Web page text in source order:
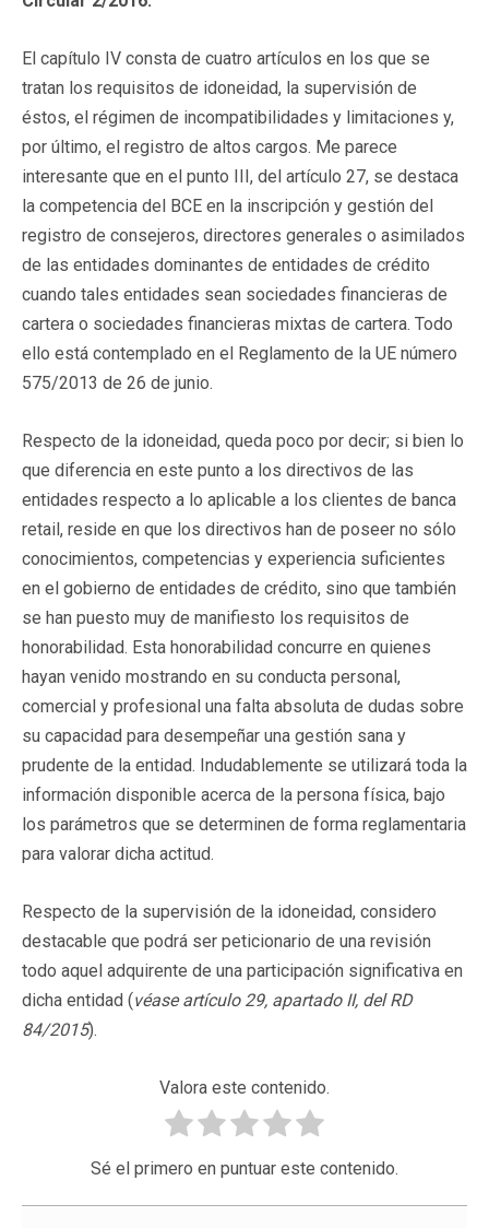
El capítulo IV consta de cuatro artículos en los que se
tratan los requisitos de idoneidad, la supervisión de
éstos, el régimen de incompatibilidades y limitaciones y,
por último, el registro de altos cargos. Me parece
interesante que en el punto III, del artículo 27, se destaca
la competencia del BCE en la inscripción y gestión del
registro de consejeros, directores generales o asimilados
de las entidades dominantes de entidades de crédito
cuando tales entidades sean sociedades financieras de
cartera o sociedades financieras mixtas de cartera. Todo
ello está contemplado en el Reglamento de la UE número
575/2013 de 26 de junio.
Respecto de la idoneidad, queda poco por decir; si bien lo
que diferencia en este punto a los directivos de las
entidades respecto a lo aplicable a los clientes de banca
retail, reside en que los directivos han de poseer no sólo
conocimientos, competencias y experiencia suficientes
en el gobierno de entidades de crédito, sino que también
se han puesto muy de manifiesto los requisitos de
honorabilidad. Esta honorabilidad concurre en quienes
hayan venido mostrando en su conducta personal,
comercial y profesional una falta absoluta de dudas sobre
su capacidad para desempeñar una gestión sana y
prudente de la entidad. Indudablemente se utilizará toda la
información disponible acerca de la persona física, bajo
los parámetros que se determinen de forma reglamentaria
para valorar dicha actitud.
Respecto de la supervisión de la idoneidad, considero
destacable que podrá ser peticionario de una revisión
todo aquel adquirente de una participación significativa en
dicha entidad (véase artículo 29, apartado II, del RD
84/2015).
Valora este contenido.
Sé el primero en puntuar este contenido.